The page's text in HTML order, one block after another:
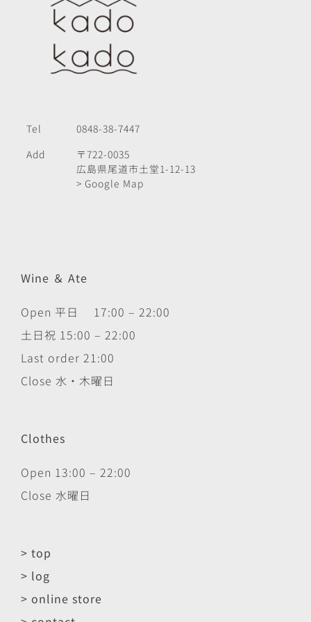
Tel
0848-38-7447
Add
〒722-0035
広島県尾道市土堂1-12-13
> Google Map
Wine ＆ Ate
Open 平日 17:00 – 22:00
土日祝 15:00 – 22:00
Last order 21:00
Close 水・木曜日
Clothes
Open 13:00 – 22:00
Close 水曜日
> top
> log
> online store